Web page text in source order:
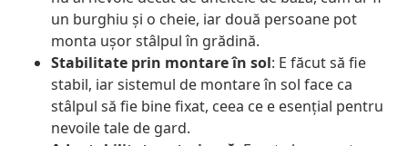
un burghiu și o cheie, iar două persoane pot
monta ușor stâlpul în grădină.
Stabilitate prin montare în sol: E făcut să fie
stabil, iar sistemul de montare în sol face ca
stâlpul să fie bine fixat, ceea ce e esențial pentru
nevoile tale de gard.